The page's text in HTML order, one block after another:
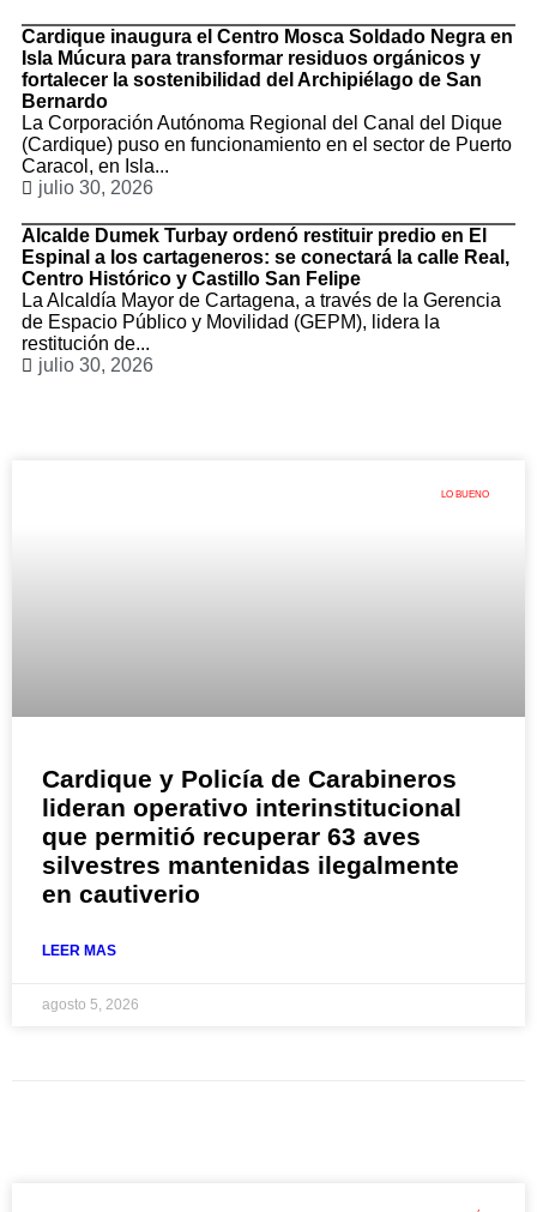
Cardique inaugura el Centro Mosca Soldado Negra en
Isla Múcura para transformar residuos orgánicos y
fortalecer la sostenibilidad del Archipiélago de San
Bernardo
La Corporación Autónoma Regional del Canal del Dique
(Cardique) puso en funcionamiento en el sector de Puerto
Caracol, en Isla...
julio 30, 2026
Alcalde Dumek Turbay ordenó restituir predio en El
Espinal a los cartageneros: se conectará la calle Real,
Centro Histórico y Castillo San Felipe
La Alcaldía Mayor de Cartagena, a través de la Gerencia
de Espacio Público y Movilidad (GEPM), lidera la
restitución de...
julio 30, 2026
LO BUENO
Cardique y Policía de Carabineros
lideran operativo interinstitucional
que permitió recuperar 63 aves
silvestres mantenidas ilegalmente
en cautiverio
LEER MAS
agosto 5, 2026